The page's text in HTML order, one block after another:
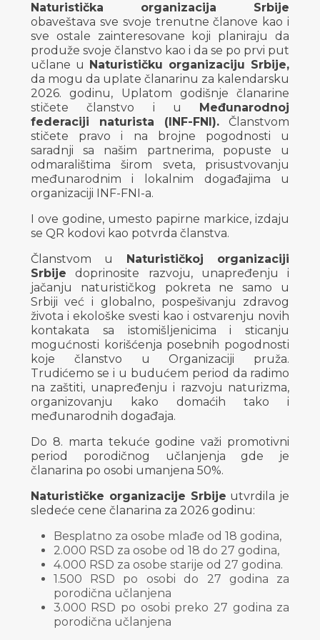
Naturistička organizacija Srbije
obaveštava sve svoje trenutne članove kao i
sve ostale zainteresovane koji planiraju da
produže svoje članstvo kao i da se po prvi put
učlane u
Naturističku organizaciju Srbije,
da mogu da uplate članarinu za kalendarsku
2026. godinu, Uplatom godišnje članarine
stičete članstvo i u
Međunarodnoj
federaciji naturista (INF-FNI). Članstvom
stičete pravo i na brojne pogodnosti u
saradnji sa našim partnerima, popuste u
odmaralištima širom sveta, prisustvovanju
međunarodnim i lokalnim događajima u
organizaciji INF-FNI-a.
I ove godine, umesto papirne markice, izdaju
se QR kodovi kao potvrda članstva.
Članstvom u
Naturističkoj organizaciji
Srbije doprinosite razvoju, unapređenju i
jačanju naturističkog pokreta ne samo u
Srbiji već i globalno, pospešivanju zdravog
života i ekološke svesti kao i ostvarenju novih
kontakata sa istomišljenicima i sticanju
mogućnosti korišćenja posebnih pogodnosti
koje članstvo u Organizaciji pruža.
Trudićemo se i u budućem period da radimo
na zaštiti, unapređenju i razvoju naturizma,
organizovanju kako domaćih tako i
međunarodnih događaja.
Do 8. marta tekuće godine važi promotivni
period porodičnog učlanjenja gde je
članarina po osobi umanjena 50%.
Naturističke organizacije Srbije utvrdila je
sledeće cene članarina za 2026 godinu:
Besplatno za osobe mlađe od 18 godina,
2.000 RSD za osobe od 18 do 27 godina,
4.000 RSD za osobe starije od 27 godina.
1.500 RSD po osobi do 27 godina za
porodična učlanjena
3.000 RSD po osobi preko 27 godina za
porodična učlanjena